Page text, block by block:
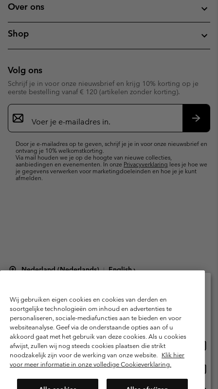
Over ons
Shop
Volg ons
Schrijf je in voor onze nieuwsbrief en krijg 10% korting op je
eerste bestelling vanaf € 120 (artikelen zonder korting).
Aanmelden
voor
e-
Door je e-mailadres op te geven, schrijf je je in voor onze nieuwsbrief en
ontvang je 10% welkomstkorting.
Via mail houden we je op de hoogte van nieuwe collecties,
aanbiedingen en evenementen. In onze Privacyverklaring lees je hoe we
je gegevens verwerken voor marketingdoeleinden en hoe je je kunt
afmelden.
Nederland (Nederlands) | English ›
Gebruiksvoorwaarden
Verkoopvoorwaarden
Garantie
Privacybeleid
Gebruiksvoorwaarden voor lidmaatschap
Voorwaarden voor door gebruikers gegenereerde inhoud
Impressum
Cookies
Public CBCR
Wij gebruiken eigen cookies en cookies van derden en
soortgelijke technologieën om inhoud en advertenties te
personaliseren, sociale-mediafuncties aan te bieden en voor
websiteanalyse. Geef via de onderstaande opties aan of u
akkoord gaat met het gebruik van deze cookies. Als u cookies
afwijst, zullen wij nog steeds cookies plaatsen die strikt
noodzakelijk zijn voor de werking van onze website. Klik hier
voor meer informatie in onze volledige Cookieverklaring.
Selecteer je verzendlocatie en taal
Online shoppen beschikbaar
United States
Netherlands-English